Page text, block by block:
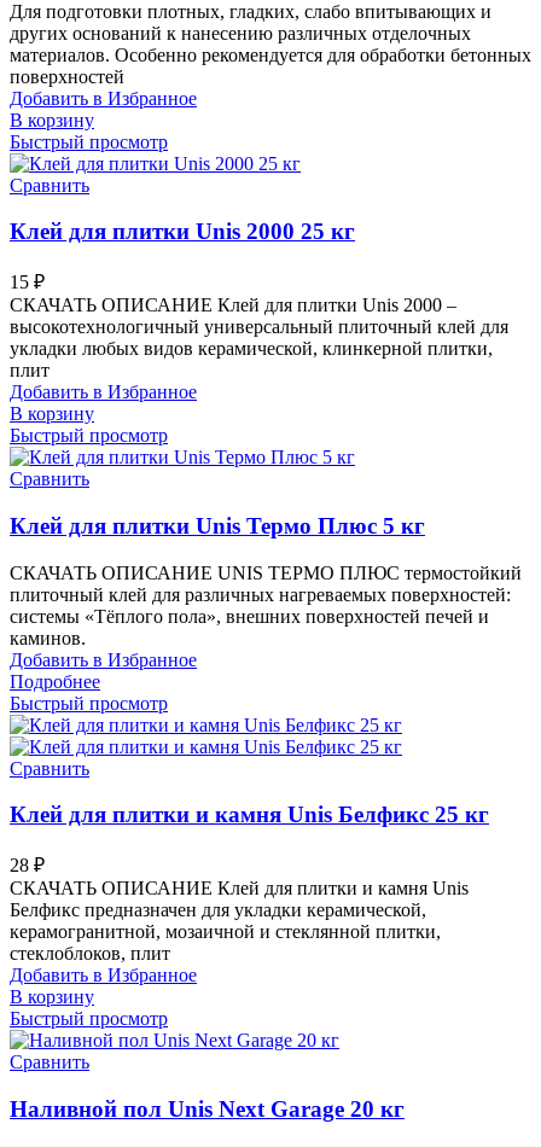
Для подготовки плотных, гладких, слабо впитывающих и
других оснований к нанесению различных отделочных
материалов. Особенно рекомендуется для обработки бетонных
поверхностей
Добавить в Избранное
В корзину
Быстрый просмотр
Сравнить
Клей для плитки Unis 2000 25 кг
15 ₽
СКАЧАТЬ ОПИСАНИЕ Клей для плитки Unis 2000 –
высокотехнологичный универсальный плиточный клей для
укладки любых видов керамической, клинкерной плитки,
плит
Добавить в Избранное
В корзину
Быстрый просмотр
Сравнить
Клей для плитки Unis Термо Плюс 5 кг
СКАЧАТЬ ОПИСАНИЕ UNIS ТЕРМО ПЛЮС термостойкий
плиточный клей для различных нагреваемых поверхностей:
системы «Тёплого пола», внешних поверхностей печей и
каминов.
Добавить в Избранное
Подробнее
Быстрый просмотр
Сравнить
Клей для плитки и камня Unis Белфикс 25 кг
28 ₽
СКАЧАТЬ ОПИСАНИЕ Клей для плитки и камня Unis
Белфикс предназначен для укладки керамической,
керамогранитной, мозаичной и стеклянной плитки,
стеклоблоков, плит
Добавить в Избранное
В корзину
Быстрый просмотр
Сравнить
Наливной пол Unis Next Garage 20 кг